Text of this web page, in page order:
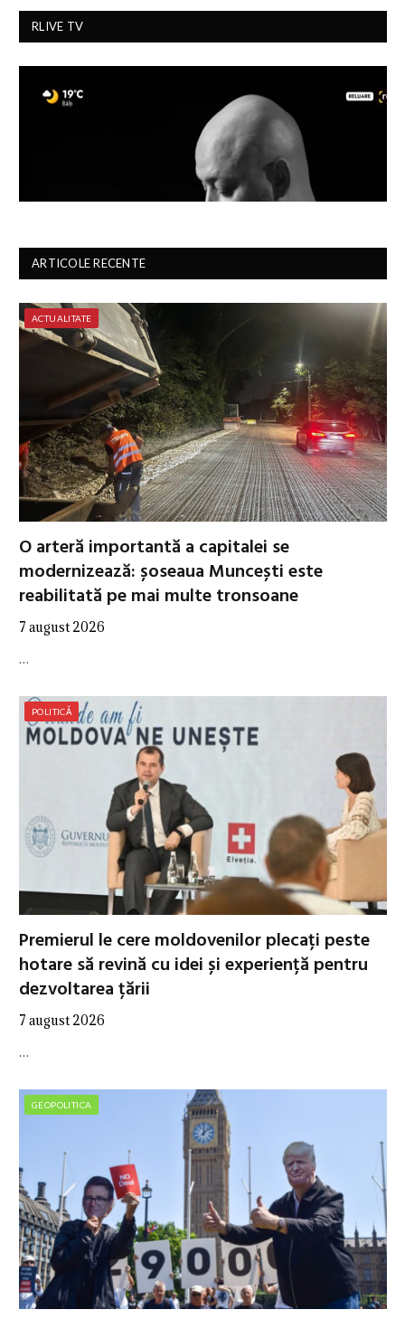
RLIVE TV
ARTICOLE RECENTE
ACTUALITATE
O arteră importantă a capitalei se
modernizează: șoseaua Muncești este
reabilitată pe mai multe tronsoane
7 august 2026
…
POLITICĂ
Premierul le cere moldovenilor plecați peste
hotare să revină cu idei și experiență pentru
dezvoltarea țării
7 august 2026
…
GEOPOLITICA